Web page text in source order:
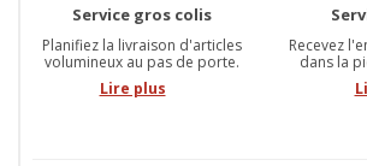
Service gros colis
Planifiez la livraison d'articles
volumineux au pas de porte.
Lire plus
Recevez
dans la